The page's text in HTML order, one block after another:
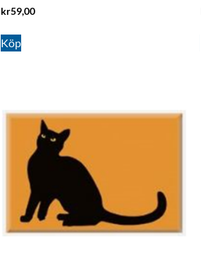
kr59,00
Köp